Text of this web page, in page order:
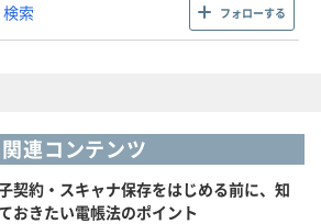
索 フォローする
関連コンテンツ
契約・スキャナ保存をはじめる前に、知
おきたい電帳法のポイント